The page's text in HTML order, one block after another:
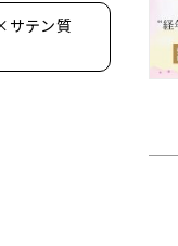
サテン質